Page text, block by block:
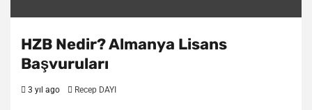
HZB Nedir? Almanya Lisans
Başvuruları
3 yıl ago Recep DAYI